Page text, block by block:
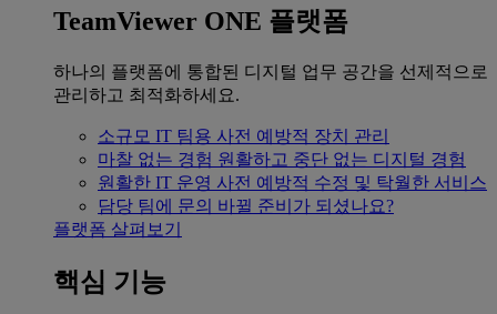
TeamViewer ONE 플랫폼
하나의 플랫폼에 통합된 디지털 업무 공간을 선제적으로
관리하고 최적화하세요.
소규모 IT 팀용 사전 예방적 장치 관리
마찰 없는 경험 원활하고 중단 없는 디지털 경험
원활한 IT 운영 사전 예방적 수정 및 탁월한 서비스
담당 팀에 문의 바뀔 준비가 되셨나요?
플랫폼 살펴보기
핵심 기능